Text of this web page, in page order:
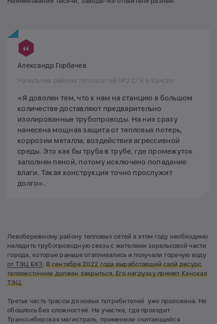
Александр Горбачев
Начальник района теплосетей №2 СГК в Канске
«Я доволен тем, что к нам на станцию в большом
количестве доставляют предварительно
изолированные трубопроводы. На них сразу
нанесена мощная защита от тепловых потерь,
коррозии металла, воздействия агрессивной
среды. Это как бы труба в трубе, где промежуток
заполнен пеной, потому исключено попадание
влаги. Такая конструкция точно прослужит
долго».
Левобережному району тепловых сетей в этом году необходимо
наладить трубопроводную связь с жителями зарельсовой части
города, которые раньше отапливались и получали горячую воду
от ТЭЦ БХЗ .В сентябре 2022 года выработавший свой ресурс
теплоисточник должен закрыться. Его нагрузку примет Канская
ТЭЦ.
Третья часть трассы до новых потребителей уже проложена. Не
обошлось без сложностей. На участке, где проходит
Транссибирская магистраль, применили считающийся